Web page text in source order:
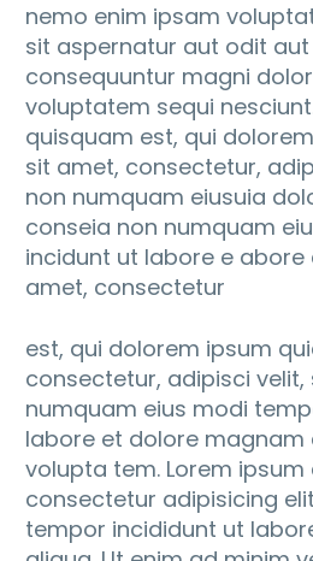
nemo enim ipsam
sit aspernatur aut odit
consequuntur magni
voluptatem sequi
quisquam est, qui
sit amet, consectetur,
non numquam eiusuia
conseia non numquam
incidunt ut labore e abore
amet, consectetur
est, qui dolorem ipsum
consectetur, adipisci velit,
numquam eius modi
labore et dolore
volupta tem. Lorem
consectetur adipisicing
tempor incididunt ut